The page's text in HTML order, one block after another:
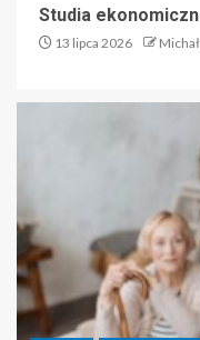
Studia
13 lipca 2026